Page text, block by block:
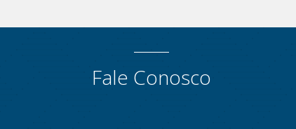
Fale Conosco